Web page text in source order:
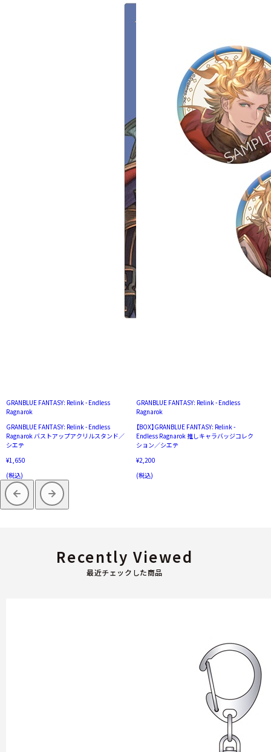
GRANBLUE FANTASY: Relink - Endless
Ragnarok
GRANBLUE FANTASY: Relink - Endless
Ragnarok バストアップアクリルスタンド／
シエテ
¥1,650
(税込)
GRANBLUE FANTASY: Relink - Endless
Ragnarok
【BOX】GRANBLUE FANTASY: Relink -
Endless Ragnarok 推しキャラバッジコレク
ション／シエテ
¥2,200
(税込)
最近チェックした商品
Recently Viewed